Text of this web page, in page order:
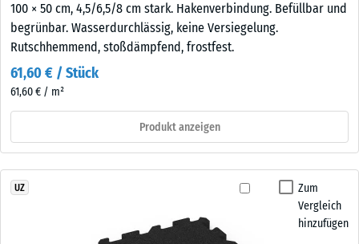
100 × 50 cm, 4,5/6,5/8 cm stark. Hakenverbindung. Befüllbar und
begrünbar. Wasserdurchlässig, keine Versiegelung.
Rutschhemmend, stoßdämpfend, frostfest.
61,60 € / Stück
61,60 € / m²
Produkt anzeigen
Zum
Vergleich
hinzufügen
UZ